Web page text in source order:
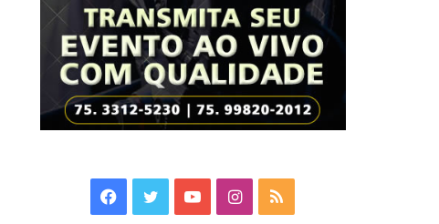
Facebook
TwitterYouTubeInstagram
RSS